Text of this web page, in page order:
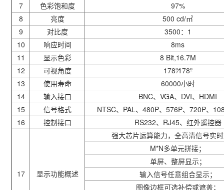
7
色彩饱和度
97%
8
亮度 500 cd/㎡
9
对比度 3500： 1
10
响应时间
8ms
11
显示色彩
8 Bit,16.7M
12
可视角度 178º178º
13
使用寿命 60000小时
14
输入接口 BNC、VGA、 DVI、 HDMI
15
信号格式 NTSC、 PAL、480P、576P、720P、
16
控制接口 RS232、 RJ45、红外遥控器
17 显示功能概述
强大芯片运算能力，全高清信号实
M*N多单元拼接；
单屏、整屏显示；
输入信号任意组合显示；
图像边框可选补偿或遮盖；